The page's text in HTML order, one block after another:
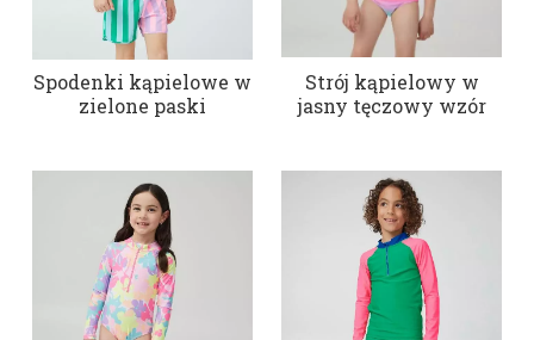
Spodenki kąpielowe w
zielone paski
Strój kąpielowy w
jasny tęczowy wzór